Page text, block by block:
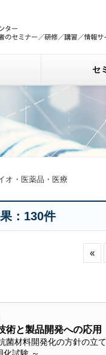
セ
オ・医薬品・医療
：130件
«
術と製品開発への応
菌材料開発化の方針の立